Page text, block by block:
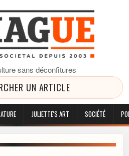
sans déconfitures
UN ARTICLE
JULIETTE'S ART SOCIÉTÉ